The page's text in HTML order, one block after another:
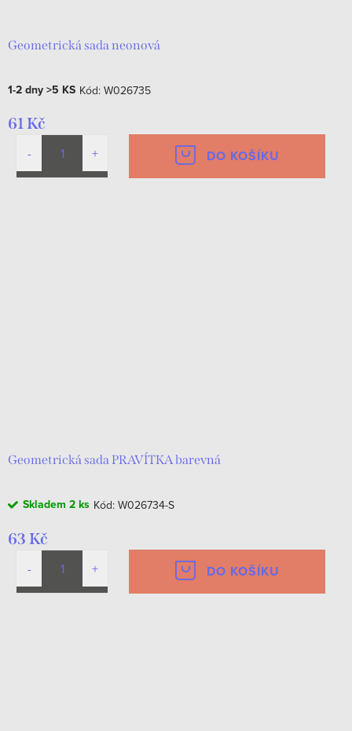
Geometrická sada neonová
1-2 dny>5 KS Kód: W026735
61 Kč
DO KOŠÍKU
Geometrická sada PRAVÍTKA barevná
Skladem 2 ks Kód: W026734-S
63 Kč
DO KOŠÍKU